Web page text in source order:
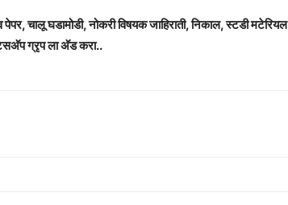
चालू घडामोडी, नोकरी विषयक जाहिराती, निकाल, स्टडी मटेरियल
ग्रृप ला अ‍ॅड करा..